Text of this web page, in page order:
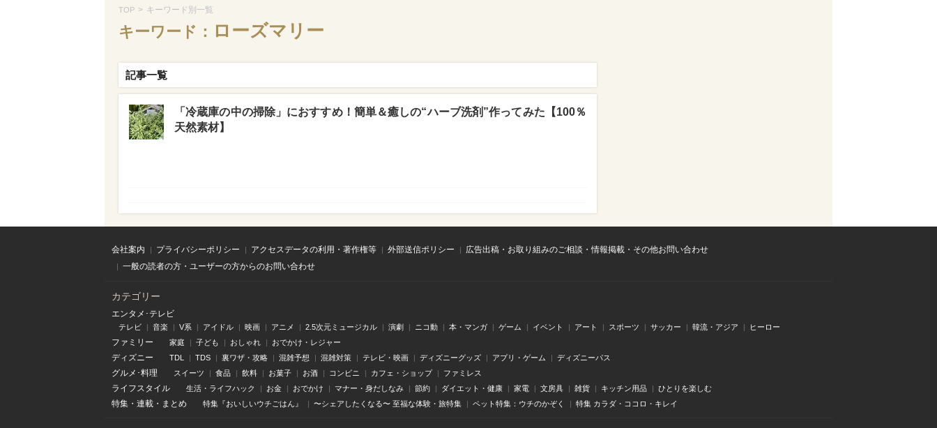
TOP > キーワード別一覧
キーワード： ローズマリー
記事一覧
「冷蔵庫の中の掃除」におすすめ！簡単＆癒しの“ハーブ洗剤”作ってみた【100％
天然素材】
会社案内 プライバシーポリシー アクセスデータの利用・著作権等 外部送信ポリシー
広告出稿・お取り組みのご相談・情報掲載・その他お問い合わせ
一般の読者の方・ユーザーの方からのお問い合わせ
カテゴリー
エンタメ･テレビ
テレビ 音楽 V系 アイドル 映画 アニメ 2.5次元ミュージカル 演劇 ニコ動 本・マンガ ゲーム イベント アート スポーツ サッカー 韓流・アジア ヒーロー
ファミリー 家庭 子ども おしゃれ おでかけ・レジャー
ディズニー TDL TDS 裏ワザ・攻略 混雑予想 混雑対策 テレビ・映画 ディズニーグッズ アプリ・ゲーム ディズニーパス
グルメ･料理 スイーツ 食品 飲料 お菓子 お酒 コンビニ カフェ・ショップ ファミレス
ライフスタイル 生活・ライフハック お金 おでかけ マナー・身だしなみ 節約 ダイエット・健康 家電 文房具 雑貨 キッチン用品 ひとりを楽しむ
特集 ・ 連載 ・ まとめ 特集『おいしいウチごはん』 〜シェアしたくなる〜 至福な体験・旅特集 ペット特集：ウチのかぞく 特集 カラダ・ココロ・キレイ